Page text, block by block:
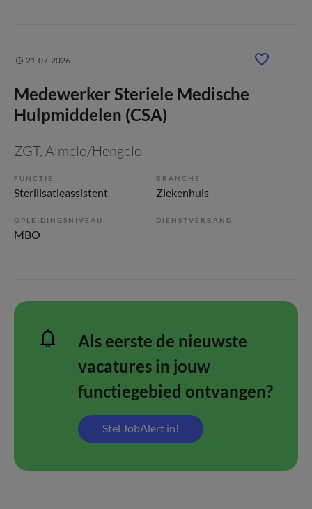
21-07-2026
Medewerker Steriele Medische
Hulpmiddelen (CSA)
ZGT, Almelo/Hengelo
FUNCTIE
Sterilisatieassistent
BRANCHE
Ziekenhuis
OPLEIDINGSNIVEAU
MBO
DIENSTVERBAND
Als eerste de nieuwste
vacatures in jouw
functiegebied ontvangen?
Stel JobAlert in!